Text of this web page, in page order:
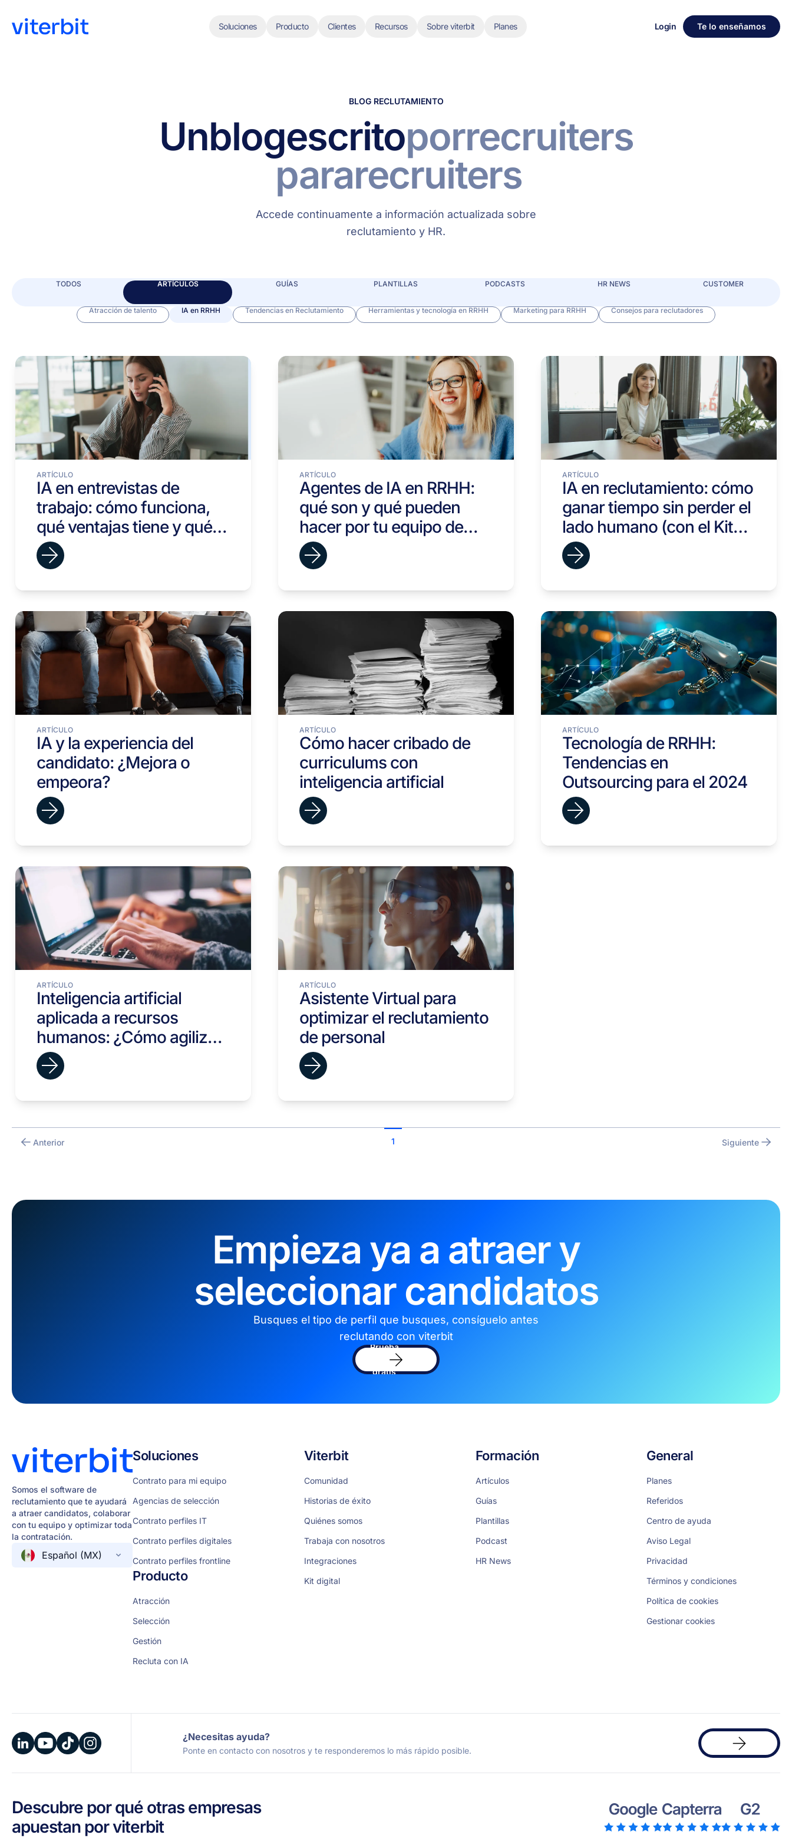
Login Te lo enseñamos
Soluciones Producto Clientes Recursos Sobre viterbit Planes
BLOG RECLUTAMIENTO
Unblogescritoporrecruiters
pararecruiters
Accede continuamente a información actualizada sobre
reclutamiento y HR.
TODOS ARTÍCULOS GUÍAS PLANTILLAS PODCASTS HR NEWS CUSTOMER
Atracción de talento IA en RRHH Tendencias en Reclutamiento Herramientas y tecnología en RRHH Marketing para RRHH Consejos para reclutadores
ARTÍCULO
IA en entrevistas de
trabajo: cómo funciona,
qué ventajas tiene y qué
riesgos no puedes ignorar
ARTÍCULO
Agentes de IA en RRHH:
qué son y qué pueden
hacer por tu equipo de
selección
ARTÍCULO
IA en reclutamiento: cómo
ganar tiempo sin perder el
lado humano (con el Kit
Anti-Caos en 30 minutos)
ARTÍCULO
IA y la experiencia del
candidato: ¿Mejora o
empeora?
ARTÍCULO
Cómo hacer cribado de
curriculums con
inteligencia artificial
ARTÍCULO
Tecnología de RRHH:
Tendencias en
Outsourcing para el 2024
ARTÍCULO
Inteligencia artificial
aplicada a recursos
humanos: ¿Cómo agilizar
tu día a día con la IA?
ARTÍCULO
Asistente Virtual para
optimizar el reclutamiento
de personal
Anterior 1 Siguiente
Empieza ya a atraer y
seleccionar candidatos
Busques el tipo de perfil que busques, consíguelo antes
reclutando con viterbit
Prueba
software
gratis
Somos el software de
reclutamiento que te ayudará
a atraer candidatos, colaborar
con tu equipo y optimizar toda
la contratación.
Español (MX)
Soluciones
Contrato para mi equipo
Agencias de selección
Contrato perfiles IT
Contrato perfiles digitales
Contrato perfiles frontline
Producto
Atracción
Selección
Gestión
Recluta con IA
Viterbit
Comunidad
Historias de éxito
Quiénes somos
Trabaja con nosotros
Integraciones
Kit digital
Formación
Artículos
Guías
Plantillas
Podcast
HR News
General
Planes
Referidos
Centro de ayuda
Aviso Legal
Privacidad
Términos y condiciones
Política de cookies
Gestionar cookies
¿Necesitas ayuda?
Ponte en contacto con nosotros y te responderemos lo más rápido posible.
Solicita
una
demo
Descubre por qué otras empresas
apuestan por viterbit